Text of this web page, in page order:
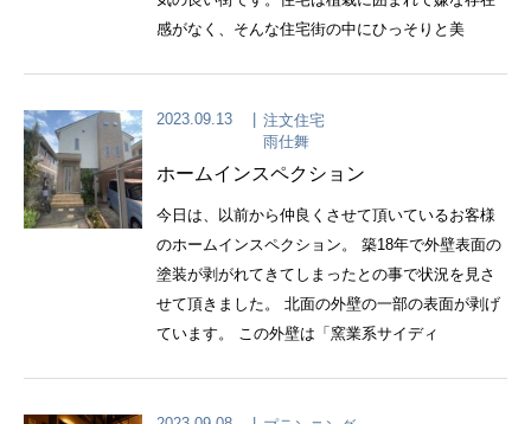
感がなく、そんな住宅街の中にひっそりと美
2023.09.13
注文住宅
雨仕舞
ホームインスペクション
今日は、以前から仲良くさせて頂いているお客様
のホームインスペクション。 築18年で外壁表面の
塗装が剥がれてきてしまったとの事で状況を見さ
せて頂きました。 北面の外壁の一部の表面が剥げ
ています。 この外壁は「窯業系サイディ